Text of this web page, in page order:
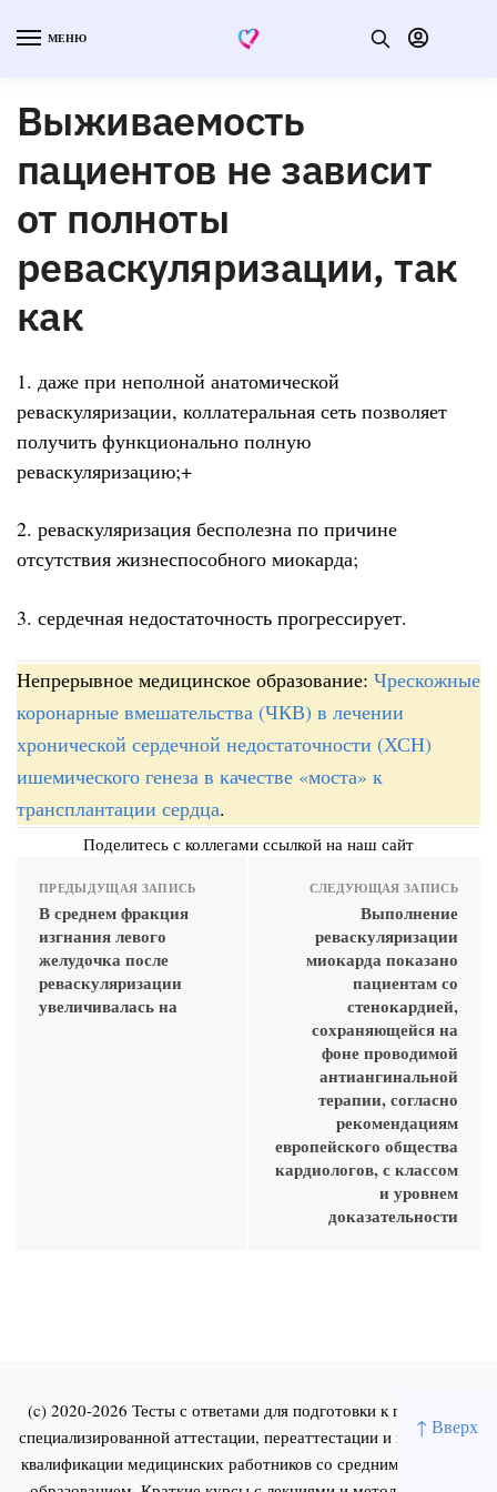
↑ Вверх
МЕНЮ
Выживаемость
пациентов не зависит
от полноты
реваскуляризации, так
как
1. даже при неполной анатомической
реваскуляризации, коллатеральная сеть позволяет
получить функционально полную
реваскуляризацию;+
2. реваскуляризация бесполезна по причине
отсутствия жизнеспособного миокарда;
3. сердечная недостаточность прогрессирует.
Непрерывное медицинское образование: Чрескожные
коронарные вмешательства (ЧКВ) в лечении
хронической сердечной недостаточности (ХСН)
ишемического генеза в качестве «моста» к
трансплантации сердца.
Поделитесь с коллегами ссылкой на наш сайт
ПРЕДЫДУЩАЯ ЗАПИСЬ
В среднем фракция
изгнания левого
желудочка после
реваскуляризации
увеличивалась на
СЛЕДУЮЩАЯ ЗАПИСЬ
Выполнение
реваскуляризации
миокарда показано
пациентам со
стенокардией,
сохраняющейся на
фоне проводимой
антиангинальной
терапии, согласно
рекомендациям
европейского общества
кардиологов, с классом
и уровнем
доказательности
(c) 2020-2026 Тесты с ответами для подготовки к первичной
специализированной аттестации, переаттестации и повышения
квалификации медицинских работников со средним и высшим